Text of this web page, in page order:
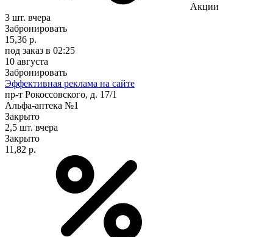
Акции
3 шт. вчера
Забронировать
15,36 р.
под заказ в 02:25
10 августа
Забронировать
Эффективная реклама на сайте
пр-т Рокоссовского, д. 17/1
Альфа-аптека №1
Закрыто
2,5 шт. вчера
Закрыто
11,82 р.